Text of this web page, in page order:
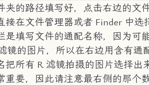
夹的路径填写好，点击右边的文
接在文件管理器或者 Finder 中选
是填写文件的通配名称，因为可
镜的图片，所以在右边用含有通
把所有 R 滤镜拍摄的图片选择出
重要，因此请注意最右侧的那个